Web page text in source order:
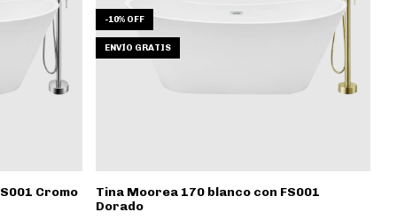
Cromo
-10% OFF
ENVÍO GRATIS
Tina Moorea 170 blanco con FS001
Dorado